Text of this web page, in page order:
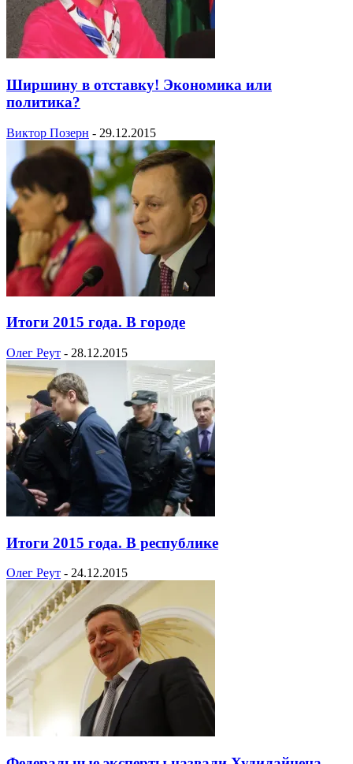
Ширшину в отставку! Экономика или
политика?
Виктор Позерн - 29.12.2015
Итоги 2015 года. В городе
Олег Реут - 28.12.2015
Итоги 2015 года. В республике
Олег Реут - 24.12.2015